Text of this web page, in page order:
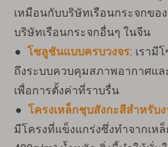
เหมือนกับบริษัทเรือนกระจกขอ
บริษัทเรือนกระจกอื่นๆ ในจีน
● โซลูชันแบบครบวงจร: เรามี
ถึงระบบควบคุมสภาพอากาศแล
เพื่อการตั้งค่าที่ราบรื่น
● โครงเหล็กชุบสังกะสีสำหรับ
มีโครงที่แข็งแกร่งซึ่งทำจากเห